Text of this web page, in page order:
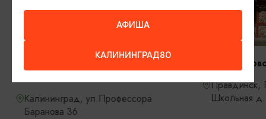
Калининград, ул.Профессора
Баранова 36
Музей
Правдинск,
Школьная д.
АФИША
КАЛИНИНГРАД80